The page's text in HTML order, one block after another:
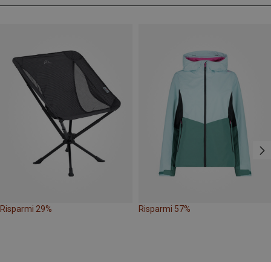
Risparmi 29% Risparmi 57%